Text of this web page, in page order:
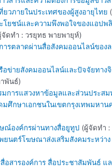
ยวภายในประเทศของผู้สูงอายุไทย
โยชน์และความพึงพอใจของแอป
จัดทำ : วรยุทธ พายพายุห์)
ารตลาดผ่านสื่อสังคมออนไลน์ของ
อข่ายสังคมออนไลน์และปัจจัยทาง
พันธ์)
การแสวงหาข้อมูลและส่วนประส
มศึกษาเอกชนในเขตกรุงเทพมหา
ณ์องค์กรผ่านทางสื่อยูทูป (ผู้จัดทำ
พยนตร์โฆษณาส่งเสริมสังคมระหว่า
อสารองค์การ สื่อประชาสัมพันธ์ แ